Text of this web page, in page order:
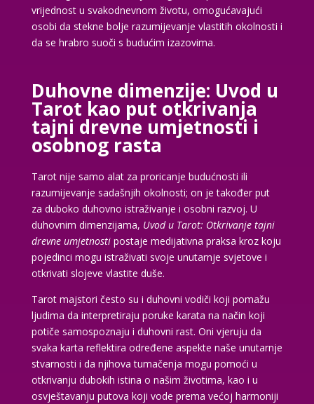
vrijednost u svakodnevnom životu, omogućavajući
osobi da stekne bolje razumijevanje vlastitih okolnosti i
da se hrabro suoči s budućim izazovima.
Duhovne dimenzije: Uvod u
Tarot kao put otkrivanja
tajni drevne umjetnosti i
osobnog rasta
Tarot nije samo alat za proricanje budućnosti ili
razumijevanje sadašnjih okolnosti; on je također put
za duboko duhovno istraživanje i osobni razvoj. U
duhovnim dimenzijama, Uvod u Tarot: Otkrivanje tajni
drevne umjetnostipostaje medijativna praksa kroz koju
pojedinci mogu istraživati svoje unutarnje svjetove i
otkrivati slojeve vlastite duše.
Tarot majstori često su i duhovni vodiči koji pomažu
ljudima da interpretiraju poruke karata na način koji
potiče samospoznaju i duhovni rast. Oni vjeruju da
svaka karta reflektira određene aspekte naše unutarnje
stvarnosti i da njihova tumačenja mogu pomoći u
otkrivanju dubokih istina o našim životima, kao i u
osvještavanju putova koji vode prema većoj harmoniji